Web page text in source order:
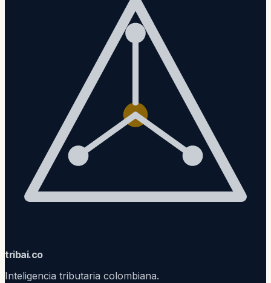
tribai.co
Inteligencia tributaria colombiana.